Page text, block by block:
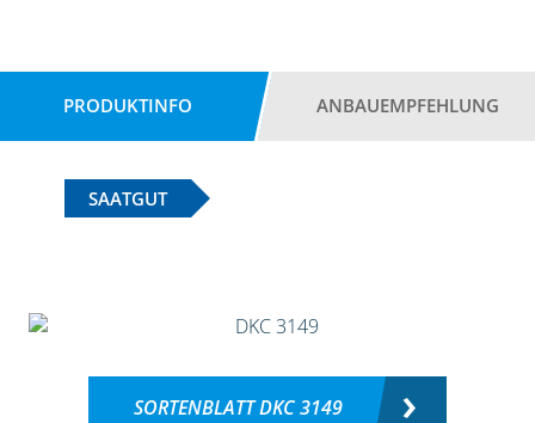
PRODUKTINFO ANBAUEMPFEHLUNG
SAATGUT
SORTENBLATT DKC 3149